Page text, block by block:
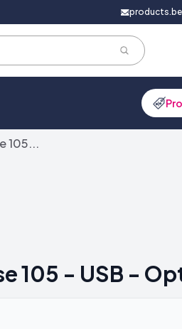
105...
105 - USB -